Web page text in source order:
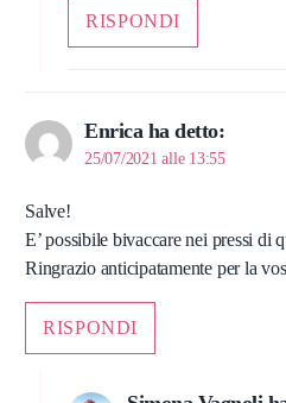
RISPONDI
Enrica ha detto:
25/07/2021 alle 13:55
Salve!
E’ possibile bivaccare nei pressi di
Ringrazio anticipatamente per la
RISPONDI